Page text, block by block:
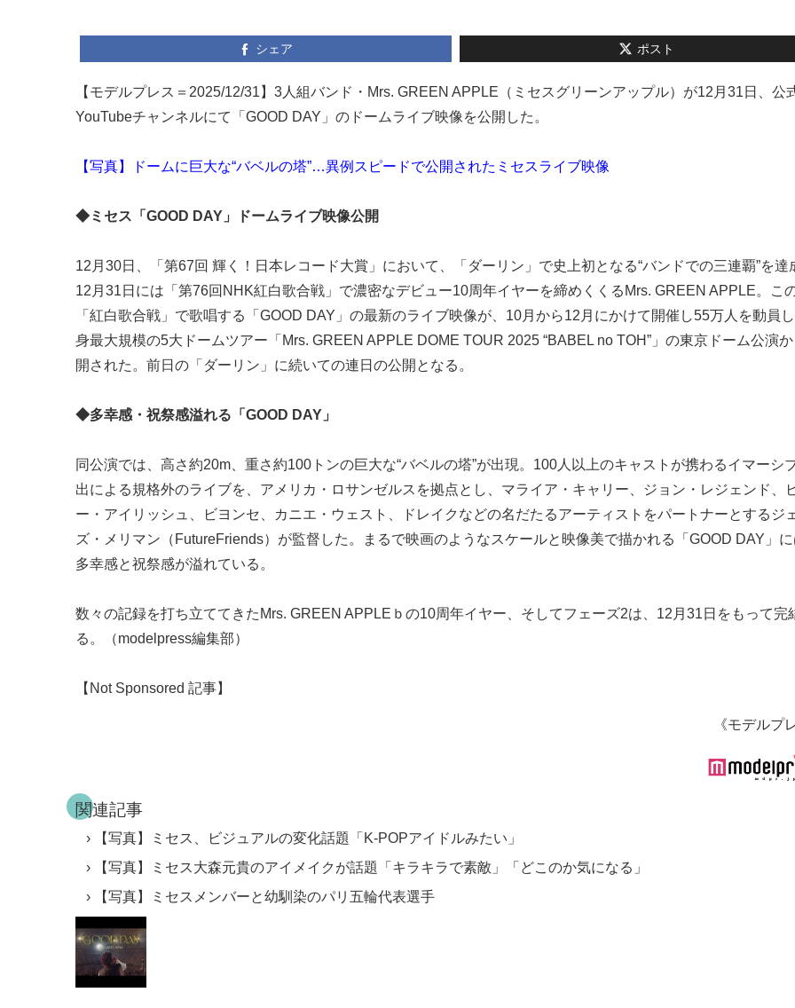
シェア ポスト
【モデルプレス＝2025/12/31】3人組バンド・Mrs. GREEN APPLE（ミセスグリーンアップル）が12月31日、公
YouTubeチャンネルにて「GOOD DAY」のドームライブ映像を公開した。
【写真】ドームに巨大な“バベルの塔”…異例スピードで公開されたミセスライブ映像
◆ミセス「GOOD DAY」ドームライブ映像公開
12月30日、「第67回 輝く！日本レコード大賞」において、「ダーリン」で史上初となる“バンドでの三連覇”を達
12月31日には「第76回NHK紅白歌合戦」で濃密なデビュー10周年イヤーを締めくくるMrs. GREEN APPLE。こ
「紅白歌合戦」で歌唱する「GOOD DAY」の最新のライブ映像が、10月から12月にかけて開催し55万人を動員
身最大規模の5大ドームツアー「Mrs. GREEN APPLE DOME TOUR 2025 “BABEL no TOH”」の東京ドーム公演
開された。前日の「ダーリン」に続いての連日の公開となる。
◆多幸感・祝祭感溢れる「GOOD DAY」
同公演では、高さ約20m、重さ約100トンの巨大な“バベルの塔”が出現。100人以上のキャストが携わるイマーシ
出による規格外のライブを、アメリカ・ロサンゼルスを拠点とし、マライア・キャリー、ジョン・レジェンド、
ー・アイリッシュ、ビヨンセ、カニエ・ウェスト、ドレイクなどの名だたるアーティストをパートナーとするジ
ズ・メリマン（FutureFriends）が監督した。まるで映画のようなスケールと映像美で描かれる「GOOD DAY」
多幸感と祝祭感が溢れている。
数々の記録を打ち立ててきたMrs. GREEN APPLEｂの10周年イヤー、そしてフェーズ2は、12月31日をもって完
る。（modelpress編集部）
【Not Sponsored 記事】
《モデルプ
関連記事
【写真】ミセス、ビジュアルの変化話題「K-POPアイドルみたい」
【写真】ミセス大森元貴のアイメイクが話題「キラキラで素敵」「どこのか気になる」
【写真】ミセスメンバーと幼馴染のパリ五輪代表選手